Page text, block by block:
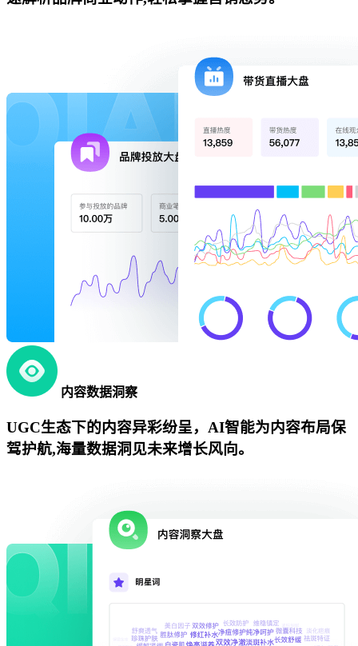
内容数据洞察
UGC生态下的内容异彩纷呈，AI智能为内容布局保
驾护航,海量数据洞见未来增长风向。